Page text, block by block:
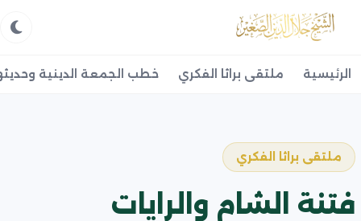
الرئيسية ملتقى براثا الفكري خطب الجمعة الدينية
ملتقى براثا الفكري
فتنة الشام والرايات